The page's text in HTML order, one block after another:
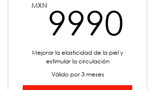
MXN 9990
Mejorar la elasticidad de la piel y
estimular la circulación
Válido por 3 meses